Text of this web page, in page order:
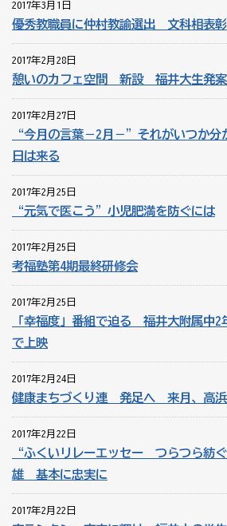
2017年3月1日
優秀教職員に仲村教諭選出 文科相表彰
2017年2月28日
憩いのカフェ空間 新設 福井大生発
2017年2月27日
“今月の言葉－2月－”それがいつか分
日は来る
2017年2月25日
“元気で医こう”小児肥満を防ぐには
2017年2月25日
考福塾第4期最終研修会
2017年2月25日
「幸福度」番組で迫る 福井大附属中
で上映
2017年2月24日
健康まちづくり連 発足へ 来月、高浜
2017年2月22日
“ふくいリレーエッセー つらつら紡
雄 基本に忠実に
2017年2月22日